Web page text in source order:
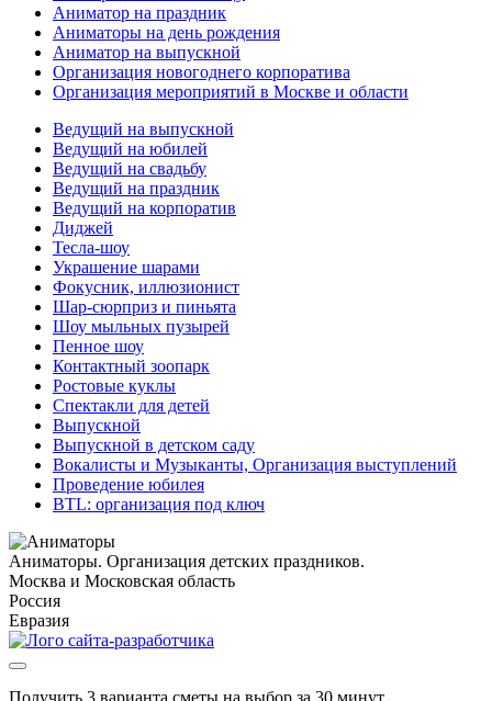
Аниматор на праздник
Аниматоры на день рождения
Аниматор на выпускной
Организация новогоднего корпоратива
Организация мероприятий в Москве и области
Ведущий на выпускной
Ведущий на юбилей
Ведущий на свадьбу
Ведущий на праздник
Ведущий на корпоратив
Диджей
Тесла-шоу
Украшение шарами
Фокусник, иллюзионист
Шар-сюрприз и пиньята
Шоу мыльных пузырей
Пенное шоу
Контактный зоопарк
Ростовые куклы
Спектакли для детей
Выпускной
Выпускной в детском саду
Вокалисты и Музыканты, Организация выступлений
Проведение юбилея
BTL: организация под ключ
Аниматоры. Организация детских праздников.
Москва и Московская область
Россия
Евразия
Получить 3 варианта сметы на выбор за 30 минут